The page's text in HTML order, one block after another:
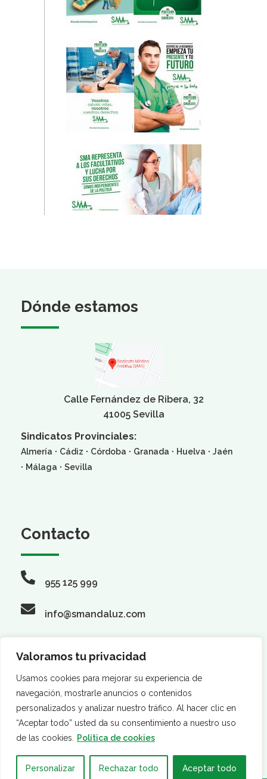
Valoramos tu privacidad
Usamos cookies para mejorar su experiencia de
navegación, mostrarle anuncios o contenidos
personalizados y analizar nuestro tráfico. Al hacer clic en
“Aceptar todo” usted da su consentimiento a nuestro uso
de las cookies.
Política de cookies
Personalizar Rechazar todo Aceptar todo
Dónde estamos
Calle Fernández de Ribera, 32
41005 Sevilla
Sindicatos Provinciales:
Almería · Cádiz · Córdoba · Granada · Huelva · Jaén
· Málaga · Sevilla
Contacto
955 125 999
info@smandaluz.com
Síguenos